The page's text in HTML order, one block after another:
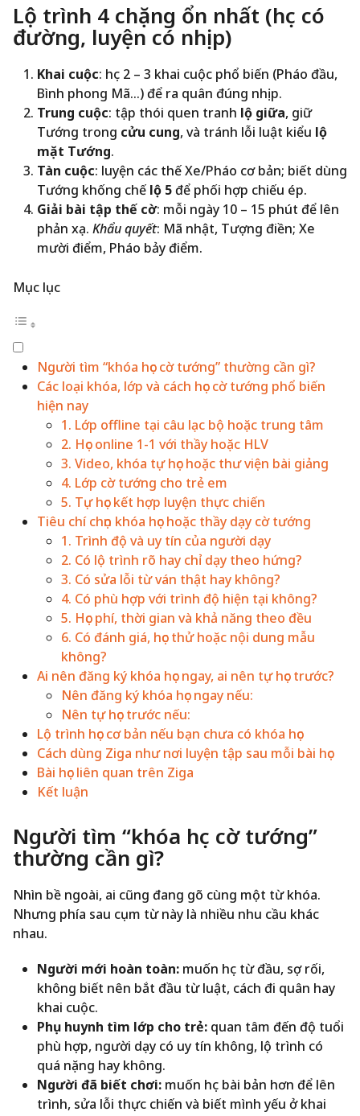
Lộ trình 4 chặng ổn nhất (học có
đường, luyện có nhịp)
Khai cuộc: học 2 – 3 khai cuộc phổ biến (Pháo đầu,
Bình phong Mã…) để ra quân đúng nhịp.
Trung cuộc: tập thói quen tranh lộ giữa, giữ
Tướng trong cửu cung, và tránh lỗi luật kiểu lộ
mặt Tướng.
Tàn cuộc: luyện các thế Xe/Pháo cơ bản; biết dùng
Tướng khống chế lộ 5để phối hợp chiếu ép.
Giải bài tập thế cờ: mỗi ngày 10 – 15 phút để lên
phản xạ. Khẩu quyết: Mã nhật, Tượng điền; Xe
mười điểm, Pháo bảy điểm.
Mục lục
Người tìm “khóa học cờ tướng” thường cần gì?
Các loại khóa, lớp và cách học cờ tướng phổ biến
hiện nay
1. Lớp offline tại câu lạc bộ hoặc trung tâm
2. Học online 1-1 với thầy hoặc HLV
3. Video, khóa tự học hoặc thư viện bài giảng
4. Lớp cờ tướng cho trẻ em
5. Tự học kết hợp luyện thực chiến
Tiêu chí chọn khóa học hoặc thầy dạy cờ tướng
1. Trình độ và uy tín của người dạy
2. Có lộ trình rõ hay chỉ dạy theo hứng?
3. Có sửa lỗi từ ván thật hay không?
4. Có phù hợp với trình độ hiện tại không?
5. Học phí, thời gian và khả năng theo đều
6. Có đánh giá, học thử hoặc nội dung mẫu
không?
Ai nên đăng ký khóa học ngay, ai nên tự học trước?
Nên đăng ký khóa học ngay nếu:
Nên tự học trước nếu:
Lộ trình học cơ bản nếu bạn chưa có khóa học
Cách dùng Ziga như nơi luyện tập sau mỗi bài học
Bài học liên quan trên Ziga
Kết luận
Người tìm “khóa học cờ tướng”
thường cần gì?
Nhìn bề ngoài, ai cũng đang gõ cùng một từ khóa.
Nhưng phía sau cụm từ này là nhiều nhu cầu khác
nhau.
Người mới hoàn toàn: muốn học từ đầu, sợ rối,
không biết nên bắt đầu từ luật, cách đi quân hay
khai cuộc.
Phụ huynh tìm lớp cho trẻ: quan tâm đến độ tuổi
phù hợp, người dạy có uy tín không, lộ trình có
quá nặng hay không.
Người đã biết chơi: muốn học bài bản hơn để lên
trình, sửa lỗi thực chiến và biết mình yếu ở khai